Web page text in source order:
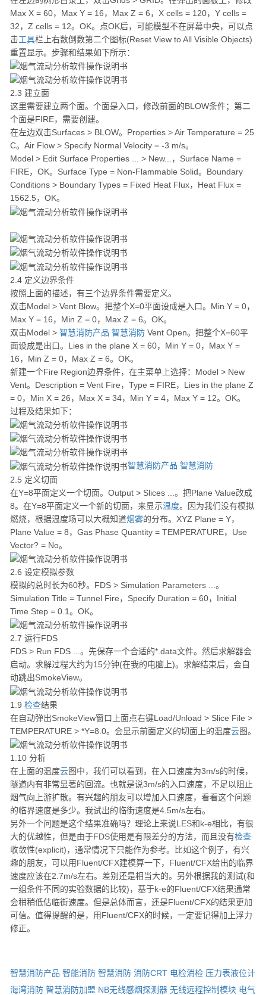
Max X = 60，Max Y = 16，Max Z = 6，X cells = 120，Y cells =
32，Z cells = 12。OK。点OK后，可能模型不在屏幕中央，可以点
击工具栏上右数倒数第二个图标(Reset View to All Visible Objects)
重置显示。步骤和结果如下所示：
2.3 建立面
这里需要建立两个面。个面是入口，修改前面的BLOW条件；第二
个面是FIRE，需要创建。
在左边双击Surfaces > BLOW。Properties > Air Temperature = 25
C。Air Flow > Specify Normal Velocity = -3 m/s。
Model > Edit Surface Properties ... > New...，Surface Name =
FIRE，OK。Surface Type = Non-Flammable Solid。Boundary
Conditions > Boundary Types = Fixed Heat Flux，Heat Flux =
1562.5，OK。
2.4 定义边界条件
按照上面的描述，有三个边界条件需要定义。
双击Model > Vent Blow。把整个X=0平面设成是入口。Min Y = 0，
Max Y = 16，Min Z = 0，Max Z = 6。OK。
双击Model > 智慧消防产品 智慧消防 Vent Open。把整个X=60平
面设成是出口。Lies in the plane X = 60，Min Y = 0，Max Y =
16，Min Z = 0，Max Z = 6。OK。
新建一个Fire Region边界条件，在主菜单上选择：Model > New
Vent。Description = Vent Fire，Type = FIRE，Lies in the plane Z
= 0，Min X = 26，Max X = 34，Min Y = 4，Max Y = 12。OK。
过程及结果如下：
智慧消防产品 智慧消防
2.5 定义切面
在Y=8平面定义一个切面。Output > Slices ...。把Plane Value改成
8。在Y=8平面定义一个新的切面，来显示温度。因为我们没有模拟
燃烧，根据温度场可以大概知道烟雾的分布。XYZ Plane = Y，
Plane Value = 8，Gas Phase Quantity = TEMPERATURE，Use
Vector? = No。
2.6 设定模拟参数
模拟的总时长为60秒。FDS > Simulation Parameters ...。
Simulation Title = Tunnel Fire，Specify Duration = 60，Initial
Time Step = 0.1。OK。
2.7 运行FDS
FDS > Run FDS ...。先保存一个合适的*.data文件。然后求解器会
启动。求解过程大约为15分钟(在我的电脑上)。求解结束后，会自
动跳出SmokeView。
1.9 检查结果
在自动弹出SmokeView窗口上面点右键Load/Unload > Slice File >
TEMPERATURE > *Y=8.0。会显示前面定义的切面上的温度云图。
1.10 分析
在上面的温度云图中，我们可以看到，在入口速度为3m/s的时候，
隧道内有非常显著的回流。也就是说3m/s的入口速度，不足以阻止
烟气向上游扩散。有兴趣的朋友可以增加入口速度，看看这个问题
的临界速度是多少。我试出的临街速度是4.5m/s左右。
另外一个问题是这个结果准确吗？理论上来说LES和k-e相比，有很
大的优越性，但是由于FDS使用是有限差分的方法，而且没有检查
收敛性(explicit)，通常情况下只能作为参考。比如这个例子，有兴
趣的朋友，可以用Fluent/CFX建模算一下，Fluent/CFX给出的临界
速度应该在2.7m/s左右。差别还是相当大的。另外根据我的测试(和
一组条件不同的实验数据的比较)，基于k-e的Fluent/CFX结果通常
会稍稍低估临街速度。但是总体而言，还是Fluent/CFX的结果更加
可信。值得提醒的是，用Fluent/CFX的时候，一定要记得加上浮力
修正。
智慧消防产品 智能消防 智慧消防 消防CRT 电检消检 压力表液位计
海湾消防 智慧消防加盟 NB无线感烟探测器 无线远程控制模块 电气